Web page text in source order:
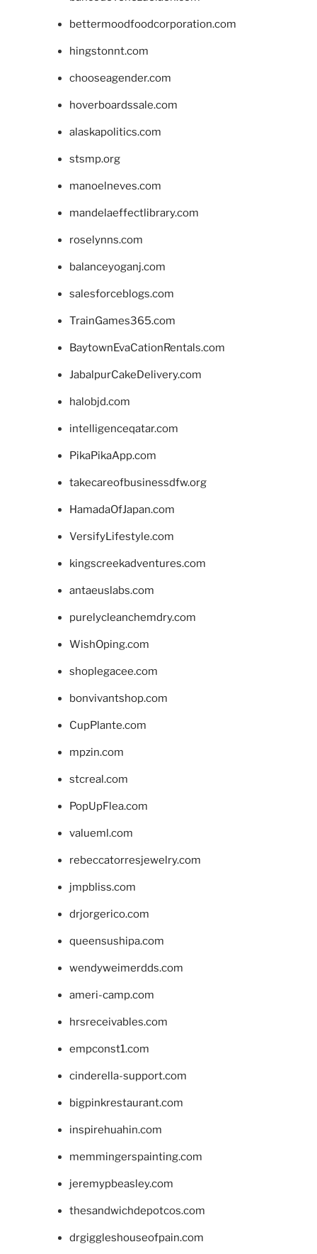
bettermoodfoodcorporation.com
hingstonnt.com
chooseagender.com
hoverboardssale.com
alaskapolitics.com
stsmp.org
manoelneves.com
mandelaeffectlibrary.com
roselynns.com
balanceyoganj.com
salesforceblogs.com
TrainGames365.com
BaytownEvaCationRentals.com
JabalpurCakeDelivery.com
halobjd.com
intelligenceqatar.com
PikaPikaApp.com
takecareofbusinessdfw.org
HamadaOfJapan.com
VersifyLifestyle.com
kingscreekadventures.com
antaeuslabs.com
purelycleanchemdry.com
WishOping.com
shoplegacee.com
bonvivantshop.com
CupPlante.com
mpzin.com
stcreal.com
PopUpFlea.com
valueml.com
rebeccatorresjewelry.com
jmpbliss.com
drjorgerico.com
queensushipa.com
wendyweimerdds.com
ameri-camp.com
hrsreceivables.com
empconst1.com
cinderella-support.com
bigpinkrestaurant.com
inspirehuahin.com
memmingerspainting.com
jeremypbeasley.com
thesandwichdepotcos.com
drgiggleshouseofpain.com